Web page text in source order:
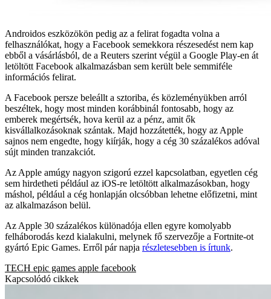
Androidos eszközökön pedig az a felirat fogadta volna a
felhasználókat, hogy a Facebook semekkora részesedést nem kap
ebből a vásárlásból, de a Reuters szerint végül a Google Play-en át
letöltött Facebook alkalmazásban sem került bele semmiféle
információs felirat.
A Facebook persze beleállt a sztoriba, és közleményükben arról
beszéltek, hogy most minden korábbinál fontosabb, hogy az
emberek megértsék, hova kerül az a pénz, amit ők
kisvállalkozásoknak szántak. Majd hozzátették, hogy az Apple
sajnos nem engedte, hogy kiírják, hogy a cég 30 százalékos adóval
sújt minden tranzakciót.
Az Apple amúgy nagyon szigorú ezzel kapcsolatban, egyetlen cég
sem hirdetheti például az iOS-re letöltött alkalmazásokban, hogy
máshol, például a cég honlapján olcsóbban lehetne előfizetni, mint
az alkalmazáson belül.
Az Apple 30 százalékos különadója ellen egyre komolyabb
felháborodás kezd kialakulni, melynek fő szervezője a Fortnite-ot
gyártó Epic Games. Erről pár napja részletesebben is írtunk.
TECH epic games apple facebook
Kapcsolódó cikkek